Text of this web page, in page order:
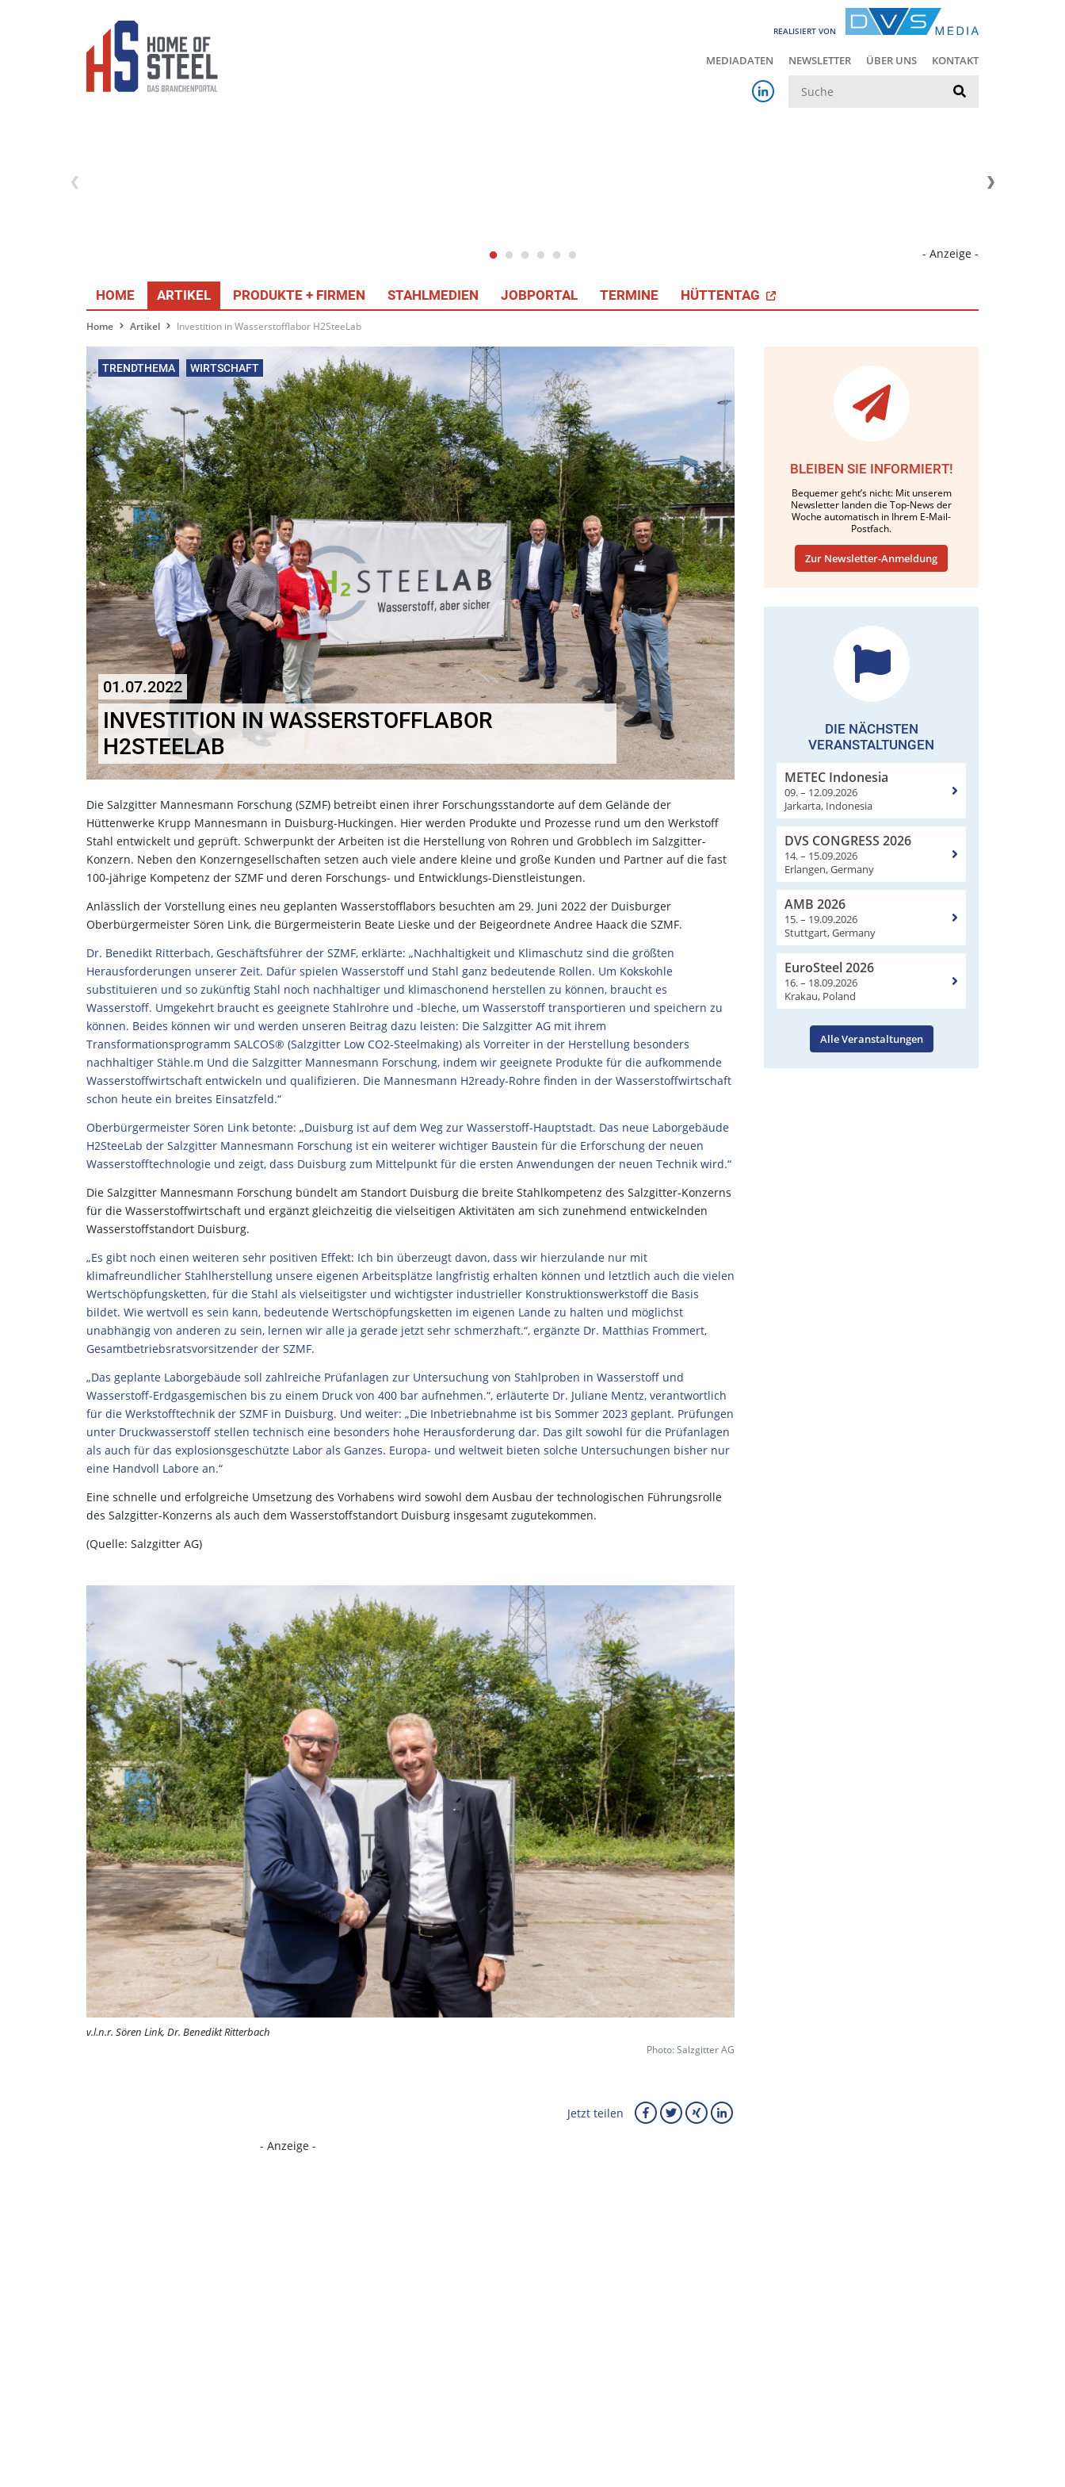
REALISIERT VON
MEDIADATEN NEWSLETTER ÜBER UNS KONTAKT
- Anzeige -
HOME ARTIKEL PRODUKTE + FIRMEN STAHLMEDIEN JOBPORTAL TERMINE HÜTTENTAG
Home Artikel Investition in Wasserstofflabor H2SteeLab
TRENDTHEMA WIRTSCHAFT
01.07.2022
INVESTITION IN WASSERSTOFFLABOR
H2STEELAB
Die Salzgitter Mannesmann Forschung (SZMF) betreibt einen ihrer Forschungsstandorte auf dem Gelände der
Hüttenwerke Krupp Mannesmann in Duisburg-Huckingen. Hier werden Produkte und Prozesse rund um den Werkstoff
Stahl entwickelt und geprüft. Schwerpunkt der Arbeiten ist die Herstellung von Rohren und Grobblech im Salzgitter-
Konzern. Neben den Konzerngesellschaften setzen auch viele andere kleine und große Kunden und Partner auf die fast
100-jährige Kompetenz der SZMF und deren Forschungs- und Entwicklungs-Dienstleistungen.
Anlässlich der Vorstellung eines neu geplanten Wasserstofflabors besuchten am 29. Juni 2022 der Duisburger
Oberbürgermeister Sören Link, die Bürgermeisterin Beate Lieske und der Beigeordnete Andree Haack die SZMF.
Dr. Benedikt Ritterbach, Geschäftsführer der SZMF, erklärte: „Nachhaltigkeit und Klimaschutz sind die größten
Herausforderungen unserer Zeit. Dafür spielen Wasserstoff und Stahl ganz bedeutende Rollen. Um Kokskohle
substituieren und so zukünftig Stahl noch nachhaltiger und klimaschonend herstellen zu können, braucht es
Wasserstoff. Umgekehrt braucht es geeignete Stahlrohre und -bleche, um Wasserstoff transportieren und speichern zu
können. Beides können wir und werden unseren Beitrag dazu leisten: Die Salzgitter AG mit ihrem
Transformationsprogramm SALCOS® (Salzgitter Low CO2-Steelmaking) als Vorreiter in der Herstellung besonders
nachhaltiger Stähle.m Und die Salzgitter Mannesmann Forschung, indem wir geeignete Produkte für die aufkommende
Wasserstoffwirtschaft entwickeln und qualifizieren. Die Mannesmann H2ready-Rohre finden in der Wasserstoffwirtschaft
schon heute ein breites Einsatzfeld.“
Oberbürgermeister Sören Link betonte: „Duisburg ist auf dem Weg zur Wasserstoff-Hauptstadt. Das neue Laborgebäude
H2SteeLab der Salzgitter Mannesmann Forschung ist ein weiterer wichtiger Baustein für die Erforschung der neuen
Wasserstofftechnologie und zeigt, dass Duisburg zum Mittelpunkt für die ersten Anwendungen der neuen Technik wird.“
Die Salzgitter Mannesmann Forschung bündelt am Standort Duisburg die breite Stahlkompetenz des Salzgitter-Konzerns
für die Wasserstoffwirtschaft und ergänzt gleichzeitig die vielseitigen Aktivitäten am sich zunehmend entwickelnden
Wasserstoffstandort Duisburg.
„Es gibt noch einen weiteren sehr positiven Effekt: Ich bin überzeugt davon, dass wir hierzulande nur mit
klimafreundlicher Stahlherstellung unsere eigenen Arbeitsplätze langfristig erhalten können und letztlich auch die vielen
Wertschöpfungsketten, für die Stahl als vielseitigster und wichtigster industrieller Konstruktionswerkstoff die Basis
bildet. Wie wertvoll es sein kann, bedeutende Wertschöpfungsketten im eigenen Lande zu halten und möglichst
unabhängig von anderen zu sein, lernen wir alle ja gerade jetzt sehr schmerzhaft.“, ergänzte Dr. Matthias Frommert,
Gesamtbetriebsratsvorsitzender der SZMF.
„Das geplante Laborgebäude soll zahlreiche Prüfanlagen zur Untersuchung von Stahlproben in Wasserstoff und
Wasserstoff-Erdgasgemischen bis zu einem Druck von 400 bar aufnehmen.“, erläuterte Dr. Juliane Mentz, verantwortlich
für die Werkstofftechnik der SZMF in Duisburg. Und weiter: „Die Inbetriebnahme ist bis Sommer 2023 geplant. Prüfungen
unter Druckwasserstoff stellen technisch eine besonders hohe Herausforderung dar. Das gilt sowohl für die Prüfanlagen
als auch für das explosionsgeschützte Labor als Ganzes. Europa- und weltweit bieten solche Untersuchungen bisher nur
eine Handvoll Labore an.“
Eine schnelle und erfolgreiche Umsetzung des Vorhabens wird sowohl dem Ausbau der technologischen Führungsrolle
des Salzgitter-Konzerns als auch dem Wasserstoffstandort Duisburg insgesamt zugutekommen.
(Quelle: Salzgitter AG)
v.l.n.r. Sören Link, Dr. Benedikt Ritterbach
Photo: Salzgitter AG
Jetzt teilen
BLEIBEN SIE INFORMIERT!
Bequemer geht’s nicht: Mit unserem
Newsletter landen die Top-News der
Woche automatisch in Ihrem E-Mail-
Postfach.
Zur Newsletter-Anmeldung
DIE NÄCHSTEN
VERANSTALTUNGEN
METEC Indonesia
09. – 12.09.2026
Jarkarta, Indonesia
DVS CONGRESS 2026
14. – 15.09.2026
Erlangen, Germany
AMB 2026
15. – 19.09.2026
Stuttgart, Germany
EuroSteel 2026
16. – 18.09.2026
Krakau, Poland
Alle Veranstaltungen
- Anzeige -